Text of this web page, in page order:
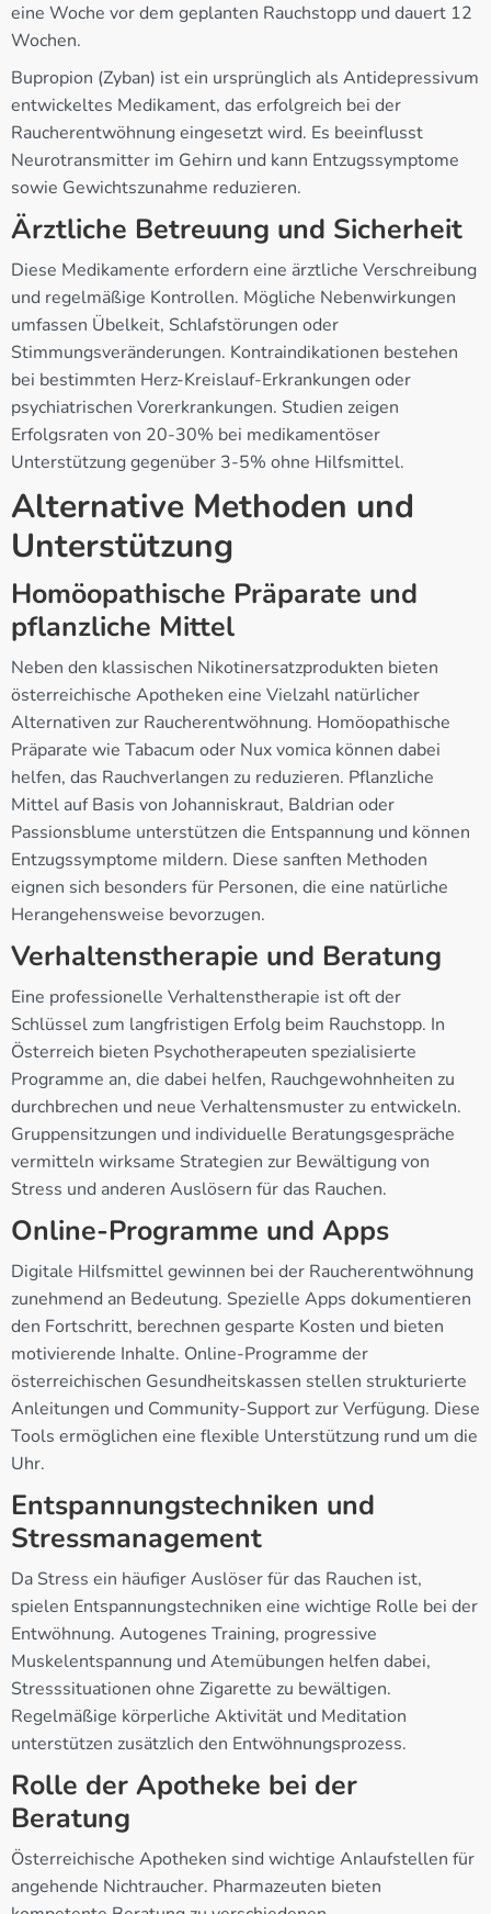
eine Woche vor dem geplanten Rauchstopp und dauert 12
Wochen.
Bupropion (Zyban) ist ein ursprünglich als Antidepressivum
entwickeltes Medikament, das erfolgreich bei der
Raucherentwöhnung eingesetzt wird. Es beeinflusst
Neurotransmitter im Gehirn und kann Entzugssymptome
sowie Gewichtszunahme reduzieren.
Ärztliche Betreuung und Sicherheit
Diese Medikamente erfordern eine ärztliche Verschreibung
und regelmäßige Kontrollen. Mögliche Nebenwirkungen
umfassen Übelkeit, Schlafstörungen oder
Stimmungsveränderungen. Kontraindikationen bestehen
bei bestimmten Herz-Kreislauf-Erkrankungen oder
psychiatrischen Vorerkrankungen. Studien zeigen
Erfolgsraten von 20-30% bei medikamentöser
Unterstützung gegenüber 3-5% ohne Hilfsmittel.
Alternative Methoden und
Unterstützung
Homöopathische Präparate und
pflanzliche Mittel
Neben den klassischen Nikotinersatzprodukten bieten
österreichische Apotheken eine Vielzahl natürlicher
Alternativen zur Raucherentwöhnung. Homöopathische
Präparate wie Tabacum oder Nux vomica können dabei
helfen, das Rauchverlangen zu reduzieren. Pflanzliche
Mittel auf Basis von Johanniskraut, Baldrian oder
Passionsblume unterstützen die Entspannung und können
Entzugssymptome mildern. Diese sanften Methoden
eignen sich besonders für Personen, die eine natürliche
Herangehensweise bevorzugen.
Verhaltenstherapie und Beratung
Eine professionelle Verhaltenstherapie ist oft der
Schlüssel zum langfristigen Erfolg beim Rauchstopp. In
Österreich bieten Psychotherapeuten spezialisierte
Programme an, die dabei helfen, Rauchgewohnheiten zu
durchbrechen und neue Verhaltensmuster zu entwickeln.
Gruppensitzungen und individuelle Beratungsgespräche
vermitteln wirksame Strategien zur Bewältigung von
Stress und anderen Auslösern für das Rauchen.
Online-Programme und Apps
Digitale Hilfsmittel gewinnen bei der Raucherentwöhnung
zunehmend an Bedeutung. Spezielle Apps dokumentieren
den Fortschritt, berechnen gesparte Kosten und bieten
motivierende Inhalte. Online-Programme der
österreichischen Gesundheitskassen stellen strukturierte
Anleitungen und Community-Support zur Verfügung. Diese
Tools ermöglichen eine flexible Unterstützung rund um die
Uhr.
Entspannungstechniken und
Stressmanagement
Da Stress ein häufiger Auslöser für das Rauchen ist,
spielen Entspannungstechniken eine wichtige Rolle bei der
Entwöhnung. Autogenes Training, progressive
Muskelentspannung und Atemübungen helfen dabei,
Stresssituationen ohne Zigarette zu bewältigen.
Regelmäßige körperliche Aktivität und Meditation
unterstützen zusätzlich den Entwöhnungsprozess.
Rolle der Apotheke bei der
Beratung
Österreichische Apotheken sind wichtige Anlaufstellen für
angehende Nichtraucher. Pharmazeuten bieten